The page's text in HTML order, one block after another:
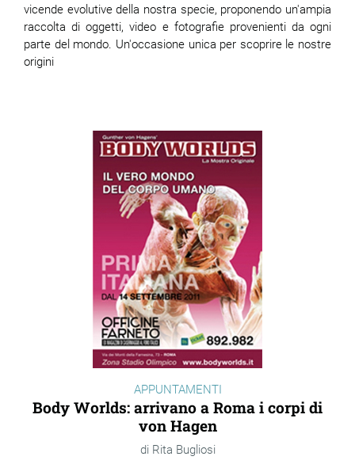
vicende evolutive della nostra specie, proponendo un'ampia
raccolta di oggetti, video e fotografie provenienti da ogni
parte del mondo. Un'occasione unica per scoprire le nostre
origini
APPUNTAMENTI
Body Worlds: arrivano a Roma i corpi di
von Hagen
Rita Bugliosi